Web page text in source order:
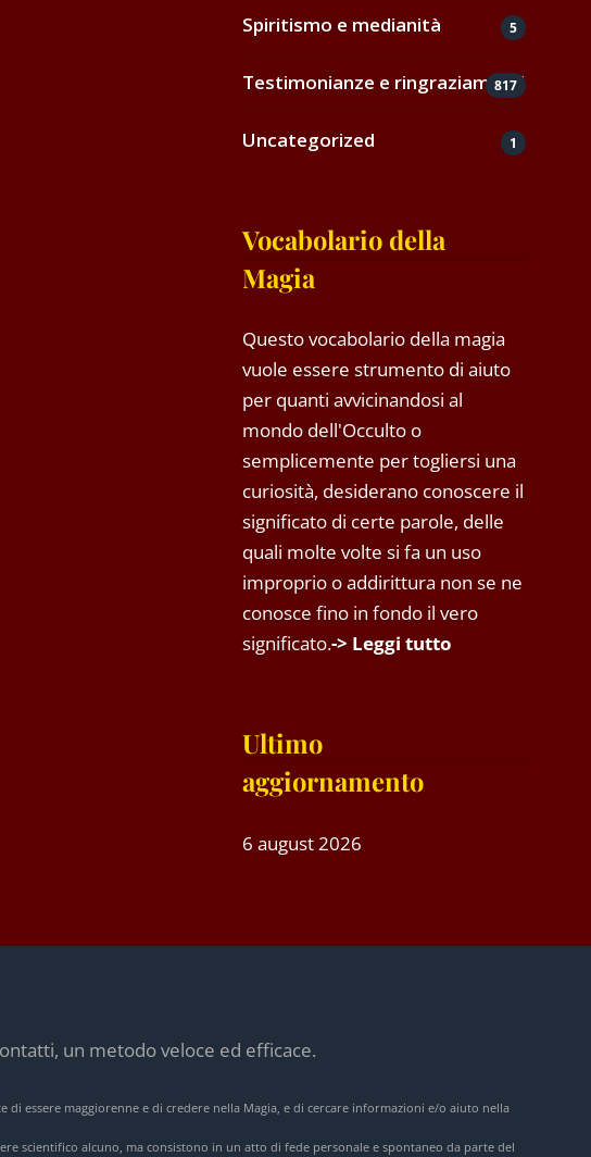
Spiritismo e medianità 5
Testimonianze e ringraziamenti
817
Uncategorized 1
Vocabolario della
Magia
Questo vocabolario della magia
vuole essere strumento di aiuto
per quanti avvicinandosi al
mondo dell'Occulto o
semplicemente per togliersi una
curiosità, desiderano conoscere il
significato di certe parole, delle
quali molte volte si fa un uso
improprio o addirittura non se ne
conosce fino in fondo il vero
significato.-> Leggi tutto
Ultimo
aggiornamento
6 august 2026
un metodo veloce ed efficace.
essere maggiorenne e di credere nella Magia, e di cercare informazioni e/o aiuto nella
scientifico alcuno, ma consistono in un atto di fede personale e spontaneo da parte del